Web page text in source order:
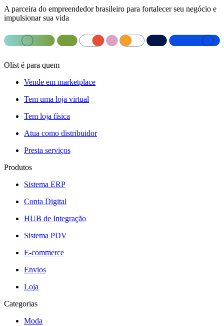
A parceira do empreendedor brasileiro para fortalecer seu negócio e
impulsionar sua vida
Olist é para quem
Vende em marketplace
Tem uma loja virtual
Tem loja física
Atua como distribuidor
Presta serviços
Produtos
Sistema ERP
Conta Digital
HUB de Integração
Sistema PDV
E-commerce
Envios
Loja
Categorias
Moda